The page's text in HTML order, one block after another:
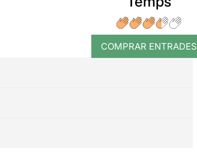
COMPRAR ENTRADES